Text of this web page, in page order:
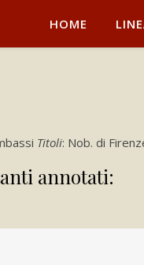
HOME
Titoli: Nob. di
annotati: